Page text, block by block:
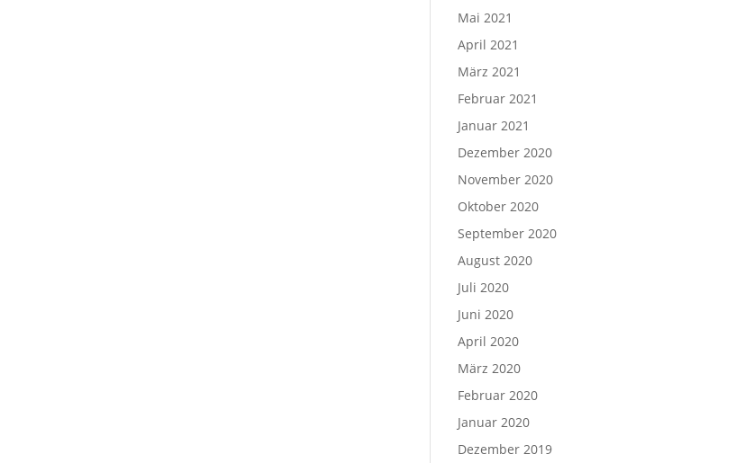
Mai 2021
April 2021
März 2021
Februar 2021
Januar 2021
Dezember 2020
November 2020
Oktober 2020
September 2020
August 2020
Juli 2020
Juni 2020
April 2020
März 2020
Februar 2020
Januar 2020
Dezember 2019